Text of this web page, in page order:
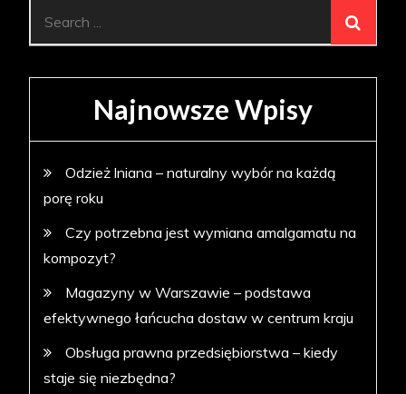
Najnowsze Wpisy
Odzież lniana – naturalny wybór na każdą
porę roku
Czy potrzebna jest wymiana amalgamatu na
kompozyt?
Magazyny w Warszawie – podstawa
efektywnego łańcucha dostaw w centrum kraju
Obsługa prawna przedsiębiorstwa – kiedy
staje się niezbędna?